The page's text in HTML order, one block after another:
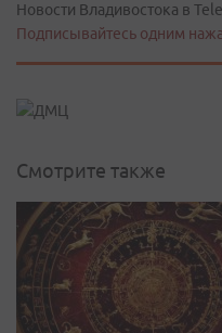
Новости Владивостока в
Подписывайтесь одним
Смотрите также